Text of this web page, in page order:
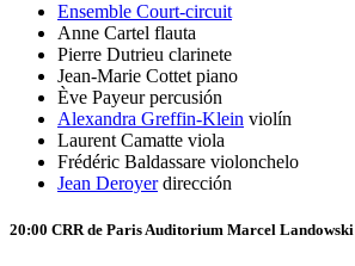
Ensemble Court-circuit
Anne Cartel flauta
Pierre Dutrieu clarinete
Jean-Marie Cottet piano
Ève Payeurpercusión
Alexandra Greffin-Klein violín
Laurent Camatte viola
Frédéric Baldassare violonchelo
Jean Deroyer dirección
20:00 CRR de ParisAuditorium Marcel Landowski